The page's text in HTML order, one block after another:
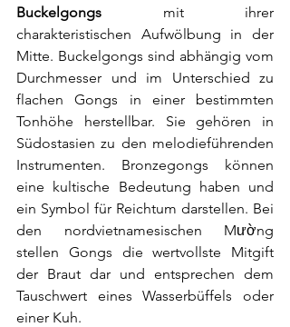
Buckelgongs mit ihrer
charakteristischen Aufwölbung in der
Mitte. Buckelgongs sind abhängig vom
Durchmesser und im Unterschied zu
flachen Gongs in einer bestimmten
Tonhöhe herstellbar. Sie gehören in
Südostasien zu den melodieführenden
Instrumenten. Bronzegongs können
eine kultische Bedeutung haben und
ein Symbol für Reichtum darstellen. Bei
den nordvietnamesischen Mường
stellen Gongs die wertvollste Mitgift
der Braut dar und entsprechen dem
Tauschwert eines Wasserbüffels oder
einer Kuh.